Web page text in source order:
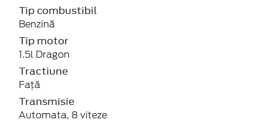
Tip combustibil
Benzină
Tip motor
1.5l Dragon
Tractiune
Față
Transmisie
Automata, 8 viteze